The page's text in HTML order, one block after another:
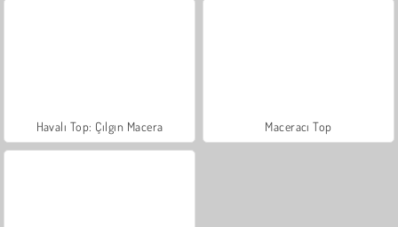
Havalı Top: Çılgın Macera Maceracı Top